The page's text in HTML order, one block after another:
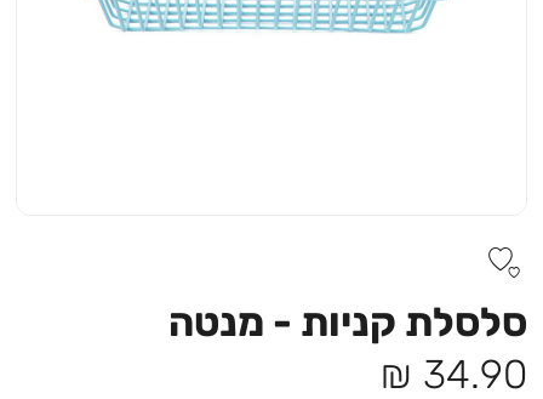
סלסלת קניות - מנטה
מחיר
34.90 ₪